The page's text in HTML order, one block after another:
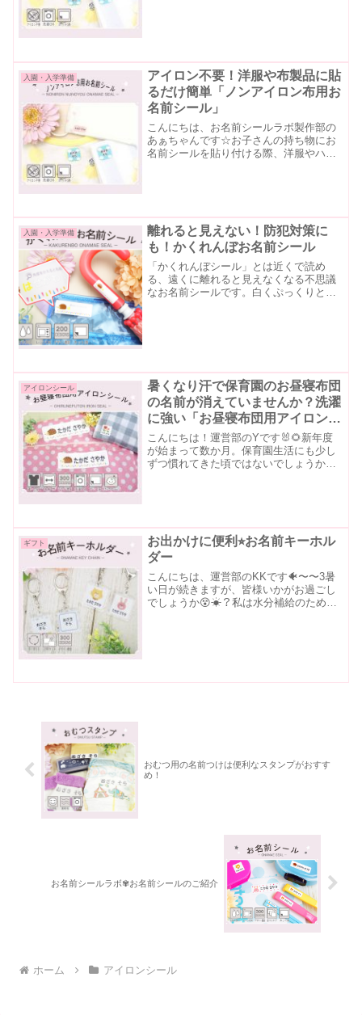
入園・入学準備
アイロン不要！洋服や布製品に貼
るだけ簡単「ノンアイロン布用お
名前シール」
こんにちは、お名前シールラボ製作部の
あぁちゃんです☆お子さんの持ち物にお
名前シールを貼り付ける際、洋服やハン
入園・入学準備
離れると見えない！防犯対策に
も！かくれんぼお名前シール
「かくれんぼシール」とは近くで読め
る、遠くに離れると見えなくなる不思議
なお名前シールです。白くぷっくりとし
アイロンシール
暑くなり汗で保育園のお昼寝布団
の名前が消えていませんか？洗濯
に強い「お昼寝布団用アイロンシ
ール」をご紹介♪
こんにちは！運営部のYです🐰🌻新年度
が始まって数か月。保育園生活にも少し
ずつ慣れてきた頃ではないでしょうか？
ギフト
お出かけに便利⭐︎お名前キーホル
ダー
こんにちは、運営部のKKです🐠〜〜3暑
い日が続きますが、皆様いかがお過ごし
でしょうか😵☀？私は水分補給のため
おむつ用の名前つけは便利なスタンプがおすす
め！
お名前シールラボ✾お名前シールのご紹介
ホーム アイロンシール